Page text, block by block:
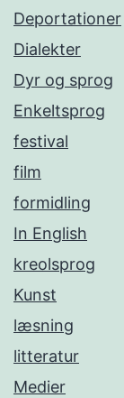
Deportationer
Dialekter
Dyr og sprog
Enkeltsprog
festival
film
formidling
In English
kreolsprog
Kunst
læsning
litteratur
Medier